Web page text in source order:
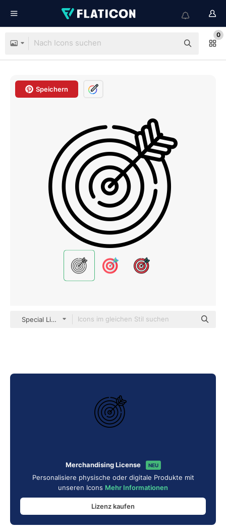
0
Speichern
Special Lineal
Merchandising License NEU
Personalisiere physische oder digitale Produkte mit
unseren Icons Mehr Informationen
Lizenz kaufen